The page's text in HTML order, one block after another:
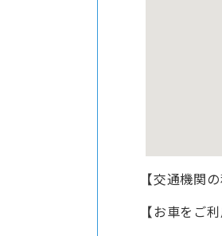
【交通機関
【お車をご